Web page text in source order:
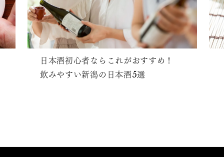
日本酒初心者ならこれがおすすめ！
飲みやすい新潟の日本酒5選